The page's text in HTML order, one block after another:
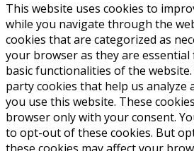
This website uses cookies to
while you navigate through the
cookies that are categorized as
your browser as they are
basic functionalities of the
party cookies that help us analyze
you use this website. These
browser only with your consent.
to opt-out of these cookies. But